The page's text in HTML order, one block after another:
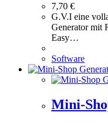
7,70 €
G.V.I eine
Generator mit
Easy…
Software
Mini-